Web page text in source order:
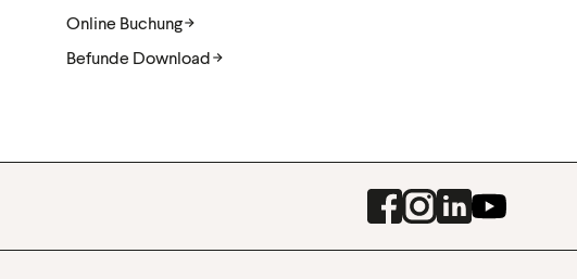
Online Buchung
Befunde Download
Facebook
Instagram
LinkedInYoutube